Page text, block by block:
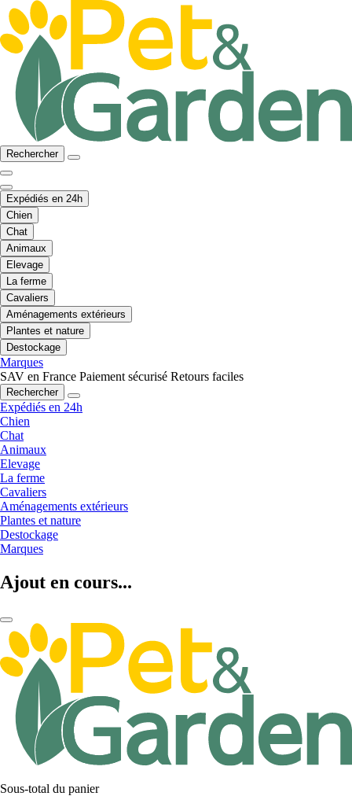
Rechercher
Expédiés en 24h
Chien
Chat
Animaux
Elevage
La ferme
Cavaliers
Aménagements extérieurs
Plantes et nature
Destockage
Marques
SAV en France Paiement sécurisé Retours faciles
Rechercher
Expédiés en 24h
Chien
Chat
Animaux
Elevage
La ferme
Cavaliers
Aménagements extérieurs
Plantes et nature
Destockage
Marques
Ajout en cours...
Sous-total du panier